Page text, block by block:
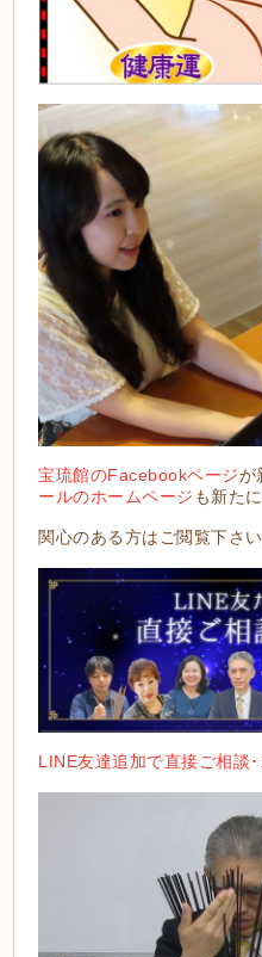
宝琉館のFacebookページが
ールのホームページ も新た
関心のある方はご閲覧下さい
LINE友達追加で直接ご相談